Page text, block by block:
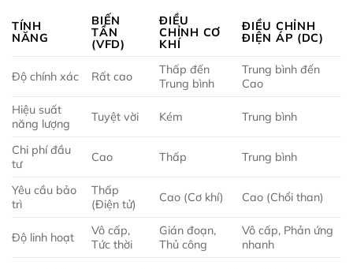
TÍNH
NĂNG
BIẾN
TẦN
(VFD)
ĐIỀU
CHỈNH CƠ
KHÍ
ĐIỀU CHỈNH
ĐIỆN ÁP (DC)
Độ chính xác Rất cao
Thấp đến
Trung bình
Trung bình đến
Cao
Hiệu suất
năng lượng
Tuyệt vời Kém Trung bình
Chi phí đầu
tư
Cao Thấp Trung bình
Yêu cầu bảo
trì
Thấp
(Điện tử)
Cao (Cơ khí) Cao (Chổi than)
Độ linh hoạt
Vô cấp,
Tức thời
Gián đoạn,
Thủ công
Vô cấp, Phản ứng
nhanh